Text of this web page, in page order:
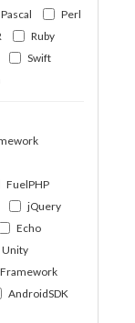
Pascal
Perl
Ruby
Swift
FuelPHP
jQuery
Echo
Unity
Framework
AndroidSDK